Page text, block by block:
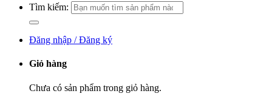
Tìm kiếm:
Đăng nhập / Đăng ký
Giỏ hàng
Chưa có sản phẩm trong giỏ hàng.